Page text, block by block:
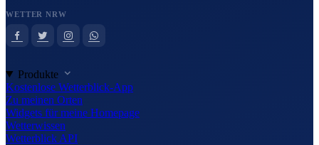
WETTER NRW
Produkte
Kostenlose Wetterblick-App
Zu meinen Orten
Widgets für meine Homepage
Wetterwissen
Wetterblick API